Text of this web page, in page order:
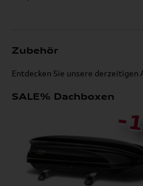
Zubehör
Entdecken Sie unsere derzeitigen
SALE% Dachboxen